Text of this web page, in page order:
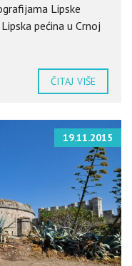
Lipske
pećina u Crnoj
ČITAJ VIŠE
19.11.2015